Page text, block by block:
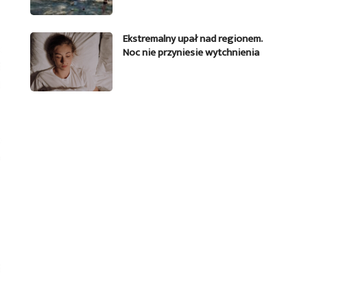
Ekstremalny upał nad regionem.
Noc nie przyniesie wytchnienia